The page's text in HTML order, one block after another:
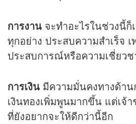
การงาน จะทำอะไรในช่วงนี้ก็
ทุกอย่าง ประสบความสำเร็จ เ
ประสบการณ์หรือความเชี่ยว
การเงิน มีความมั่นคงทางด้า
เงินทองเพิ่มพูนมากขึ้น แต่เจ้
ที่ยังอยากจะให้ดีกว่านี้อีก